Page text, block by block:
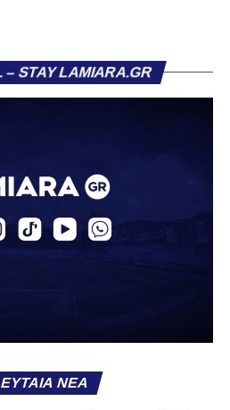
ανακοινώνει την
γεμάτη χρονιά στη Γ’
στην ΑΕΚ Β’, με την οποία
στη Super League 2, καθώς
Ξεκίνησε την καριέρα του
– STAY LAMIARA.GR
ΝΈΑ